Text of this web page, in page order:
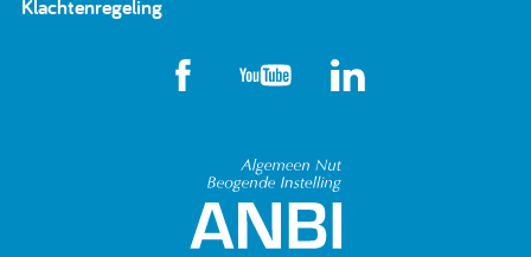
Klachtenregeling